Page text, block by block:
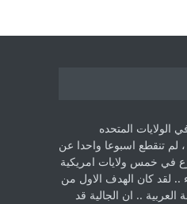
المتحده
الامريكية منذ عام 1993 ، لم ‏تنقطع اسبوعا واحدا عن
في خمس ولايات امريكية
..‏ لقد كان الهدف الاول من
العربية .. ان الجالية قد